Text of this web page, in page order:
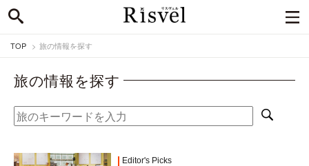
TOP 旅の情報を探す
旅の情報を探す
Editor's Picks